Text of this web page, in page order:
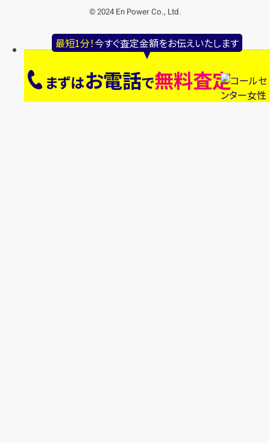
最短1分！今すぐ査定金額をお伝えいたします
まずはお電話で無料査定
© 2024 En Power Co., Ltd.